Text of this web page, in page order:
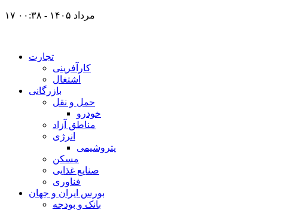
۱۷ مرداد ۱۴۰۵ - ۰۰:۳۸
تجارت
کارآفرینی
اشتغال
بازرگانی
حمل و نقل
خودرو
مناطق آزاد
انرژی
پتروشیمی
مسکن
صنایع غذایی
فناوری
بورس ایران و جهان
بانک و بودجه